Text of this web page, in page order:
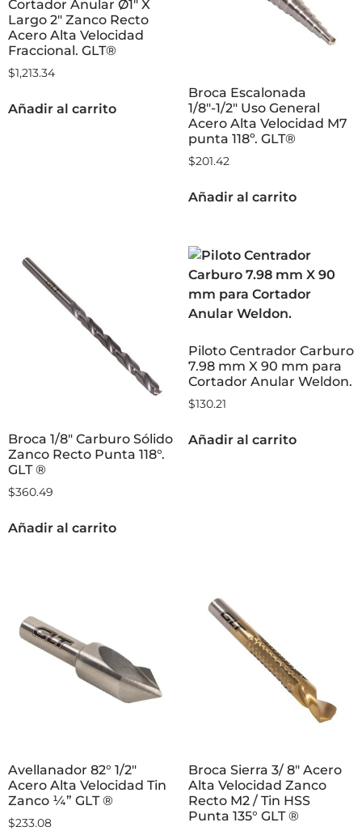
Cortador Anular Ø1″ X
Largo 2″ Zanco Recto
Acero Alta Velocidad
Fraccional. GLT®
$1,213.34
Añadir al carrito
Broca Escalonada
1/8″-1/2″ Uso General
Acero Alta Velocidad M7
punta 118º. GLT®
$201.42
Añadir al carrito
Broca 1/8″ Carburo Sólido
Zanco Recto Punta 118°.
GLT ®
$360.49
Añadir al carrito
Piloto Centrador Carburo
7.98 mm X 90 mm para
Cortador Anular Weldon.
$130.21
Añadir al carrito
Avellanador 82° 1/2″
Acero Alta Velocidad Tin
Zanco ¼” GLT ®
$233.08
Broca Sierra 3/ 8″ Acero
Alta Velocidad Zanco
Recto M2 / Tin HSS
Punta 135° GLT ®